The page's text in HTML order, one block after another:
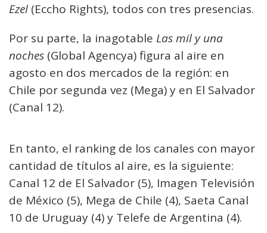
Ezel (Eccho Rights), todos con tres presencias.
Por su parte, la inagotable Las mil y una
noches (Global Agencya) figura al aire en
agosto en dos mercados de la región: en
Chile por segunda vez (Mega) y en El Salvador
(Canal 12).
En tanto, el ranking de los canales con mayor
cantidad de títulos al aire, es la siguiente:
Canal 12 de El Salvador (5), Imagen Televisión
de México (5), Mega de Chile (4), Saeta Canal
10 de Uruguay (4) y Telefe de Argentina (4).